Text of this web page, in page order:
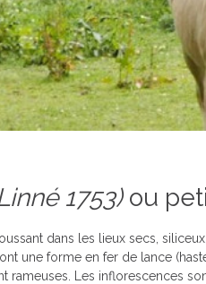
1753)ou
dans les lieux secs,
une forme en fer de lance
rameuses. Les inflorescences